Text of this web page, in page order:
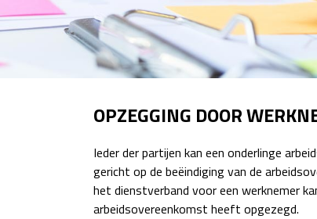
OPZEGGING DOOR
Ieder der partijen kan een onderlinge
gericht op de beëindiging van de
het dienstverband voor een werknemer
arbeidsovereenkomst heeft opgezegd.